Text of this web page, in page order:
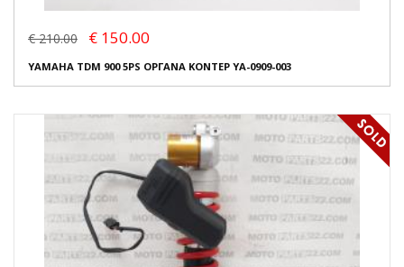
€ 210.00 € 150.00
YAMAHA TDM 900 5PS ΟΡΓΑΝΑ ΚΟΝΤΕΡ YA-0909-003